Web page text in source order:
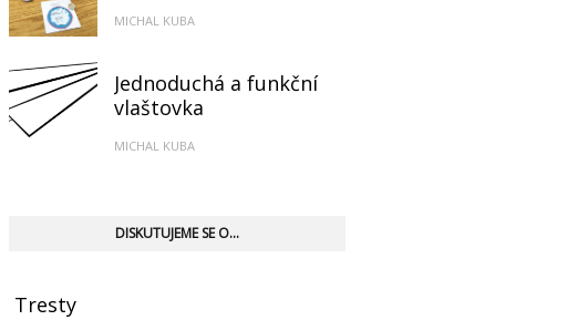
MICHAL KUBA
Jednoduchá a funkční
vlaštovka
MICHAL KUBA
DISKUTUJEME SE O...
Tresty